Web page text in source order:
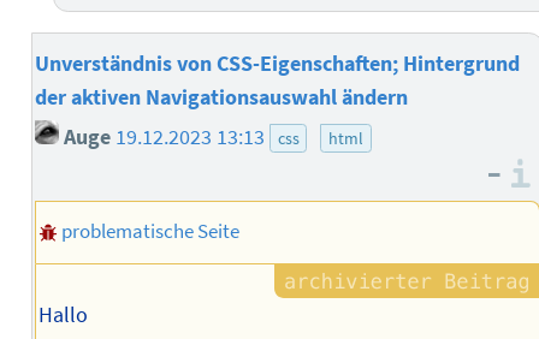
Unverständnis von CSS-Eigenschaften; Hintergrund
der aktiven Navigationsauswahl ändern
Auge 19.12.2023 13:13 css html
–
problematische Seite
Hallo